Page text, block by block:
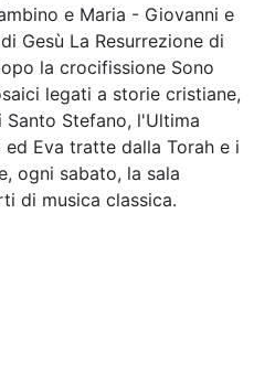
e Maria - Giovanni e
Gesù La Resurrezione di
la crocifissione Sono
legati a storie cristiane,
Stefano, l'Ultima
Eva tratte dalla Torah e i
ogni sabato, la sala
di musica classica.